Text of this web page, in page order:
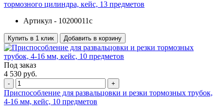
тормозного цилиндра, кейс, 13 предметов
Артикул - 10200011c
Купить в 1 клик Добавить в корзину
Под заказ
4 530 руб.
- +
Приспособление для развальцовки и резки тормозных трубок,
4-16 мм, кейс, 10 предметов